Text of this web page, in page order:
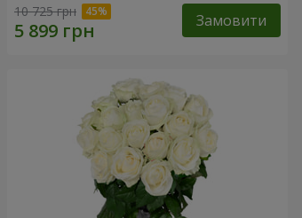
10 725 грн Замовити